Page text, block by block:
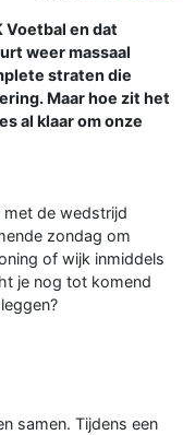
Voetbal en dat
weer massaal
straten die
Maar hoe zit het
al klaar om onze
met de wedstrijd
zondag om
of wijk inmiddels
je nog tot komend
samen. Tijdens een